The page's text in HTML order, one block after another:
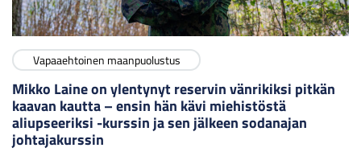
Vapaaehtoinen maanpuolustus
Mikko Laine on ylentynyt reservin vänrikiksi pitkän
kaavan kautta – ensin hän kävi miehistöstä
aliupseeriksi -kurssin ja sen jälkeen sodanajan
johtajakurssin